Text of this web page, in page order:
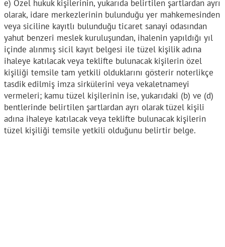
e) Özel hukuk kişilerinin, yukarıda belirtilen şartlardan ayrı
olarak, idare merkezlerinin bulunduğu yer mahkemesinden
veya siciline kayıtlı bulunduğu ticaret sanayi odasından
yahut benzeri meslek kuruluşundan, ihalenin yapıldığı yıl
içinde alınmış sicil kayıt belgesi ile tüzel kişilik adına
ihaleye katılacak veya teklifte bulunacak kişilerin özel
kişiliği temsile tam yetkili olduklarını gösterir noterlikçe
tasdik edilmiş imza sirkülerini veya vekaletnameyi
vermeleri; kamu tüzel kişilerinin ise, yukarıdaki (b) ve (d)
bentlerinde belirtilen şartlardan ayrı olarak tüzel kişili
adına ihaleye katılacak veya teklifte bulunacak kişilerin
tüzel kişiliği temsile yetkili olduğunu belirtir belge.